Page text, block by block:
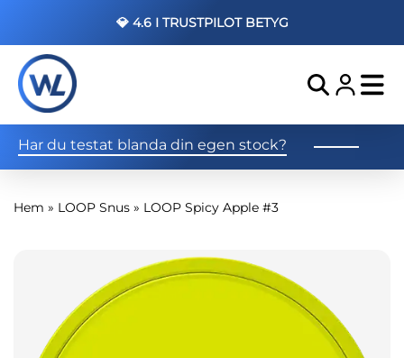
💎 4.6 I TRUSTPILOT BETYG
Har du testat blanda din egen stock?
Hem » LOOP Snus » LOOP Spicy Apple #3